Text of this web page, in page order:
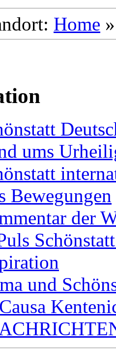
Home
ums
Bewegungen
der
und
Causa